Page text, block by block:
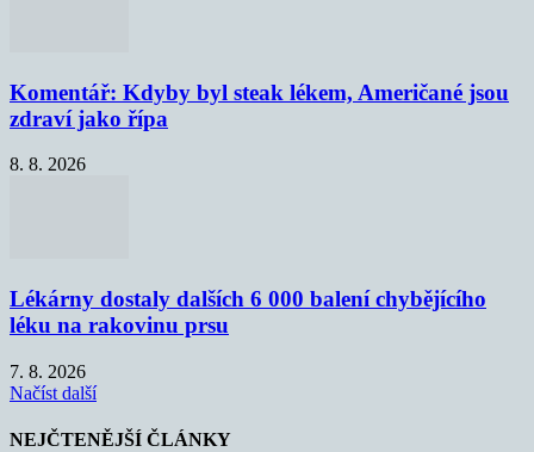
Komentář: Kdyby byl steak lékem, Američané jsou
zdraví jako řípa
8. 8. 2026
Lékárny dostaly dalších 6 000 balení chybějícího
léku na rakovinu prsu
7. 8. 2026
Načíst další
NEJČTENĚJŠÍ ČLÁNKY